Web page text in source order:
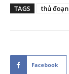
TAGS thủ
Facebook